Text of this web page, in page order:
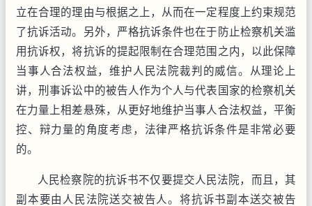
立在合理的理由与根据之上，从而在一定程度上约束规范
了抗诉活动。另外，严格抗诉条件也在于防止检察机关滥
用抗诉权，将抗诉的提起限制在合理范围之内，以此保障
当事人合法权益，维护人民法院裁判的威信。从理论上
讲，刑事诉讼中的被告人作为个人与代表国家的检察机关
在力量上相差悬殊，从更好地维护当事人合法权益，平衡
控、辩力量的角度考虑，法律严格抗诉条件是非常必要
的。
人民检察院的抗诉书不仅要提交人民法院，而且，其
副本要由人民法院送交被告人。将抗诉书副本送交被告